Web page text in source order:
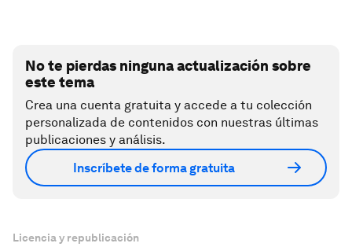
No te pierdas ninguna actualización sobre
este tema
Crea una cuenta gratuita y accede a tu colección
personalizada de contenidos con nuestras últimas
publicaciones y análisis.
Inscríbete de forma gratuita
Licencia y republicación